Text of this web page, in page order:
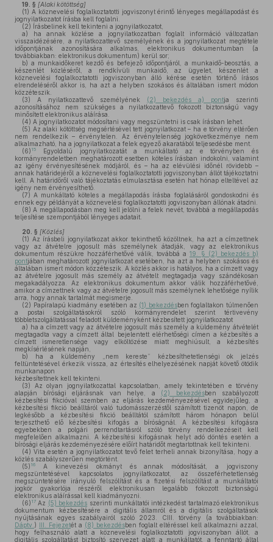
19. § [Alaki kötöttség]
(1) A köznevelési foglalkoztatotti jogviszonyt érintő lényeges megállapodást és
jognyilatkozatot írásba kell foglalni.
(2) Írásbelinek kell tekinteni a jognyilatkozatot,
a) ha annak közlése a jognyilatkozatban foglalt információ változatlan
visszaidézésére, a nyilatkozattevő személyének és a jognyilatkozat megtétele
időpontjának azonosítására alkalmas, elektronikus dokumentumban (a
továbbiakban: elektronikus dokumentum) kerül sor;
b) a munkaidőkeret kezdő és befejező időpontjáról, a munkaidő-beosztás, a
készenlét közléséről, a rendkívüli munkaidő, az ügyelet, készenlét a
köznevelési foglalkoztatotti jogviszonyban álló kérése esetén történő írásos
elrendeléséről akkor is, ha azt a helyben szokásos és általában ismert módon
közzéteszik.
(3) A nyilatkozattevő személyének (2) bekezdés a) pontja szerinti
azonosításához nem szükséges a nyilatkozattevő fokozott biztonságú vagy
minősített elektronikus aláírása.
(4) A jognyilatkozatot módosítani vagy megszüntetni is csak írásban lehet.
(5) Az alaki kötöttség megsértésével tett jognyilatkozat – ha e törvény eltérően
nem rendelkezik – érvénytelen. Az érvénytelenség jogkövetkezménye nem
alkalmazható, ha a jognyilatkozat a felek egyező akaratából teljesedésbe ment.
(6) 15
Egyoldalú jognyilatkozatát a munkáltató az e törvényben és
kormányrendeletben meghatározott esetben köteles írásban indokolni, valamint
az igény érvényesítésének módjáról, és – ha az elévülési időnél rövidebb –
annak határidejéről a köznevelési foglalkoztatotti jogviszonyban állót tájékoztatni
kell. A határidőről való tájékoztatás elmulasztása esetén hat hónap elteltével az
igény nem érvényesíthető.
(7) A munkáltató köteles a megállapodás írásba foglalásáról gondoskodni és
ennek egy példányát a köznevelési foglalkoztatotti jogviszonyban állónak átadni.
(8) A megállapodásban meg kell jelölni a felek nevét, továbbá a megállapodás
teljesítése szempontjából lényeges adatait.
20. § [Közlés]
(1) Az írásbeli jognyilatkozat akkor tekinthető közöltnek, ha azt a címzettnek
vagy az átvételre jogosult más személynek átadják, vagy az elektronikus
dokumentum részükre hozzáférhetővé válik, továbbá a 19. § (2) bekezdés b)
pontjában meghatározott jognyilatkozat esetében, ha azt a helyben szokásos és
általában ismert módon közzéteszik. A közlés akkor is hatályos, ha a címzett vagy
az átvételre jogosult más személy az átvételt megtagadja vagy szándékosan
megakadályozza. Az elektronikus dokumentum akkor válik hozzáférhetővé,
amikor a címzettnek vagy az átvételre jogosult más személynek lehetősége nyílik
arra, hogy annak tartalmát megismerje.
(2) Papíralapú kiadmány esetében az (1) bekezdésben foglaltakon túlmenően
a postai szolgáltatásokról szóló kormányrendelet szerint tértivevény
többletszolgáltatással feladott küldeményként kézbesített jognyilatkozatot
a) ha a címzett vagy az átvételre jogosult más személy a küldemény átvételét
megtagadta vagy a címzett által bejelentett elérhetőségi címen a kézbesítés a
címzett ismeretlensége vagy elköltözése miatt meghiúsult, a kézbesítés
megkísérlésének napján,
b) ha a küldemény „nem kereste” kézbesíthetetlenségi ok jelzés
feltüntetésével érkezik vissza, az értesítés elhelyezésének napját követő ötödik
munkanapon
kézbesítettnek kell tekinteni.
(3) Az olyan jognyilatkozattal kapcsolatban, amely tekintetében e törvény
alapján bírósági eljárásnak van helye, a (2) bekezdésben szabályozott
kézbesítési fikcióval szemben az eljárás kezdeményezésével egyidejűleg, a
kézbesítési fikció beálltáról való tudomásszerzéstől számított tizenöt napon, de
legkésőbb a kézbesítési fikció beálltától számított három hónapon belül
terjeszthető elő kézbesítési kifogás a bíróságnál. A kézbesítési kifogásra
egyebekben a polgári perrendtartásról szóló törvény rendelkezéseit kell
megfelelően alkalmazni. A kézbesítési kifogásnak helyt adó döntés esetén a
bírósági eljárás kezdeményezésére előírt határidőt megtartottnak kell tekinteni.
(4) Vita esetén a jognyilatkozatot tevő felet terheli annak bizonyítása, hogy a
közlés szabályszerűen megtörtént.
(5) 16
A kinevezési okmányt és annak módosítását, a jogviszony
megszüntetésével kapcsolatos jognyilatkozatot, az összeférhetetlenség
megszüntetésére irányuló felszólítást és a fizetési felszólítást a munkáltatói
jogkör gyakorlója részéről elektronikusan legalább fokozott biztonságú
elektronikus aláírással kell kiadmányozni.
(6) 17 Az (5) bekezdés szerinti munkáltatói intézkedést tartalmazó elektronikus
dokumentum kézbesítésére a digitális államról és a digitális szolgáltatások
nyújtásának egyes szabályairól szóló 2023. CIII. törvény (a továbbiakban:
Dáptv. ) III. Fejezetét a (8) bekezdésben foglalt eltéréssel kell alkalmazni azzal,
hogy felhasználó alatt a köznevelési foglalkoztatotti jogviszonyban állót, a
digitális szolgáltatást biztosító szervezet alatt a munkáltatót, a fenntartó által